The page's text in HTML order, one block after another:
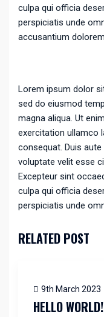
culpa qui officia
perspiciatis unde
accusantium
Lorem ipsum dolor
sed do eiusmod
magna aliqua. Ut
exercitation ullamco
consequat. Duis
voluptate velit esse
Excepteur sint
culpa qui officia
perspiciatis unde
RELATED POST
9th March 2023
HELLO WORLD!